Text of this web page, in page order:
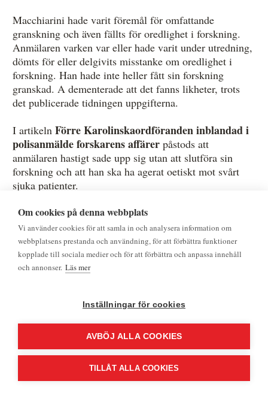
Macchiarini hade varit föremål för omfattande
granskning och även fällts för oredlighet i forskning.
Anmälaren varken var eller hade varit under utredning,
dömts för eller delgivits misstanke om oredlighet i
forskning. Han hade inte heller fått sin forskning
granskad. A dementerade att det fanns likheter, trots
det publicerade tidningen uppgifterna.
I artikeln Förre Karolinskaordföranden inblandad i
polisanmälde forskarens affärer påstods att
anmälaren hastigt sade upp sig utan att slutföra sin
forskning och att han ska ha agerat oetiskt mot svårt
sjuka patienter.
Korrekt var att anmälaren sjukskrevs under våren [årtal
angivet]. För att studier inom ramen för projektet skulle
kunna genomföras krävdes att prekliniska studier hade
genomförts och godkänts. Vidare att anmälaren
tillsammans med sitt team slutförde samtliga sådana
avslutade sin anställning. Detta var uppgifter som
tidningen med enkelhet hade kunnat få ta del av.
Påståendet att anmälaren skulle ha lurat patienter var
felaktigt. De prekliniska studier som genomförts hade
skett med patienternas informerade samtycke. Det
Om cookies på denna webbplats
Vi använder cookies för att samla in och analysera information om
webbplatsens prestanda och användning, för att förbättra funktioner
kopplade till sociala medier och för att förbättra och anpassa innehåll
och annonser. Läs mer
Inställningar för cookies
AVBÖJ ALLA COOKIES
TILLÅT ALLA COOKIES